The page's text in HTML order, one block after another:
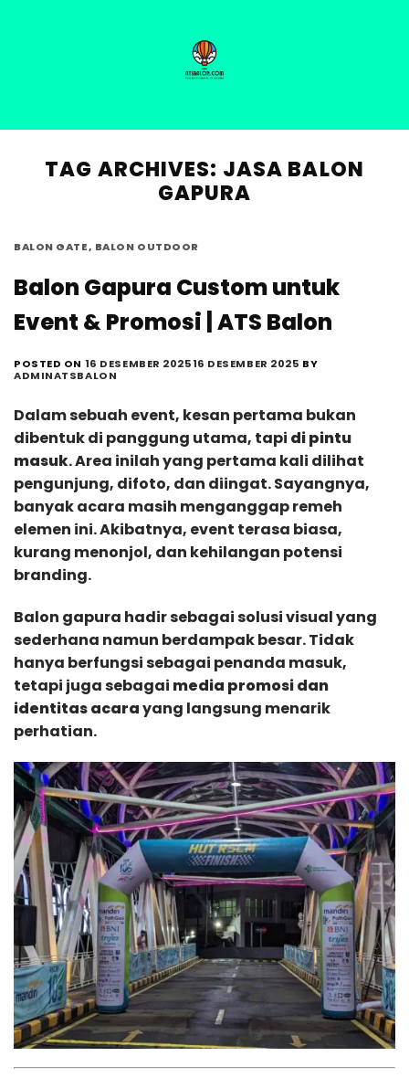
TAG ARCHIVES: JASA BALON
GAPURA
BALON GATE, BALON OUTDOOR
Balon Gapura Custom untuk
Event & Promosi | ATS Balon
POSTED ON 16 DESEMBER 202516 DESEMBER 2025 BY
ADMINATSBALON
Dalam sebuah event, kesan pertama bukan
dibentuk di panggung utama, tapi di pintu
masuk. Area inilah yang pertama kali dilihat
pengunjung, difoto, dan diingat. Sayangnya,
banyak acara masih menganggap remeh
elemen ini. Akibatnya, event terasa biasa,
kurang menonjol, dan kehilangan potensi
branding.
Balon gapura hadir sebagai solusi visual yang
sederhana namun berdampak besar. Tidak
hanya berfungsi sebagai penanda masuk,
tetapi juga sebagai media promosi dan
identitas acarayang langsung menarik
perhatian.